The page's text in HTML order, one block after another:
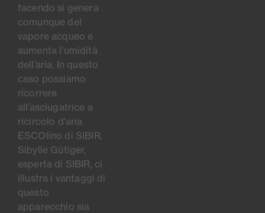
facendo si genera
comunque del
vapore acqueo e
aumenta l’umidità
dell’aria. In questo
caso possiamo
ricorrere
all’asciugatrice a
ricircolo d'aria
ESCOlino di SIBIR.
Sibylle Gütiger,
esperta di SIBIR, ci
illustra i vantaggi di
questo
apparecchio sia